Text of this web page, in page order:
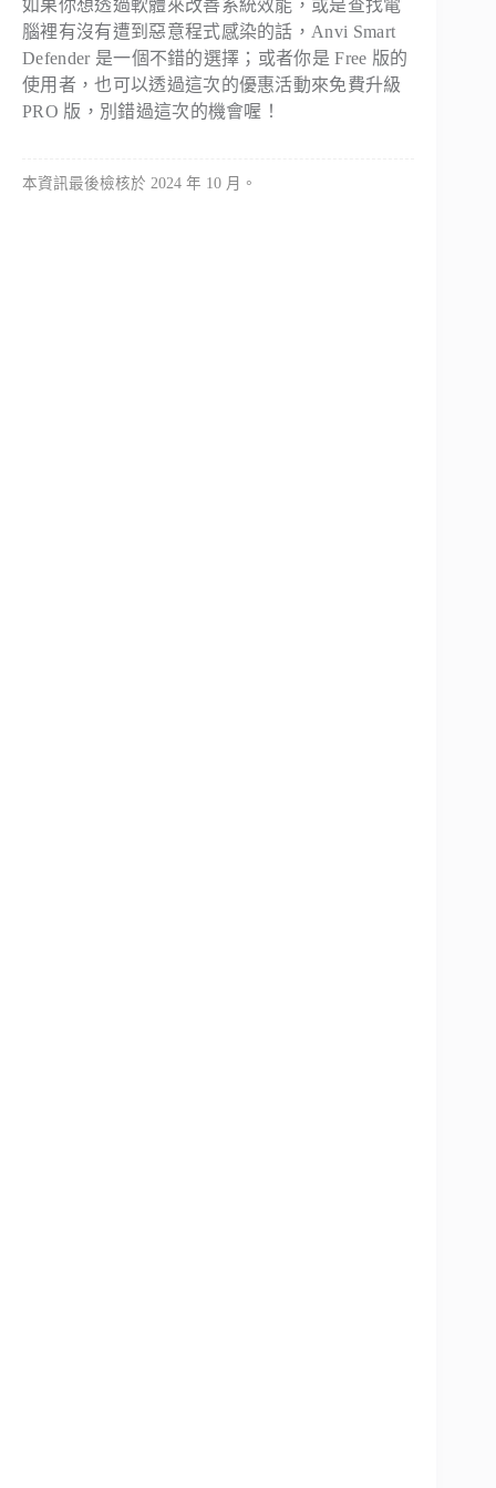
如果你想透過軟體來改善系統效能，或是查找電
腦裡有沒有遭到惡意程式感染的話，Anvi Smart
Defender 是一個不錯的選擇；或者你是 Free 版的
使用者，也可以透過這次的優惠活動來免費升級
PRO 版，別錯過這次的機會喔！
本資訊最後檢核於 2024 年 10 月。